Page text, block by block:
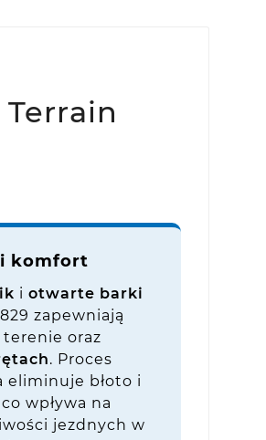
komfort
i otwarte barki
zapewniają
oraz
. Proces
eliminuje błoto i
wpływa na
jezdnych w